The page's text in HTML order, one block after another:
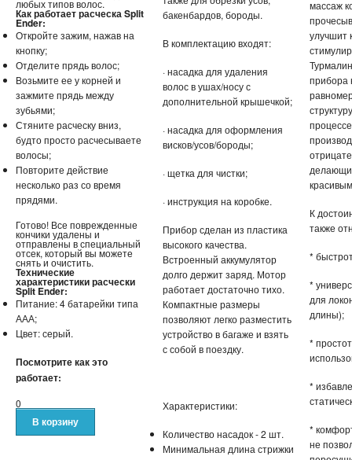
любых типов волос.
Как работает расческа Split
Ender:
Откройте зажим, нажав на
кнопку;
Отделите прядь волос;
Возьмите ее у корней и
зажмите прядь между
зубьями;
Стяните расческу вниз,
будто просто расчесываете
волосы;
Повторите действие
несколько раз со время
прядями.
Готово! Все поврежденные
кончики удалены и
отправлены в специальный
отсек, который вы можете
снять и очистить.
Технические
характеристики расчески
Split Ender:
Питание: 4 батарейки типа
ААА;
Цвет: серый.
Посмотрите как это
работает:
0
бакенбардов, бороды.
В комплектацию входят:
· насадка для удаления
волос в ушах/носу с
дополнительной крышечкой;
· насадка для оформления
висков/усов/бороды;
· щетка для чистки;
· инструкция на коробке.
Прибор сделан из пластика
высокого качества.
Встроенный аккумулятор
долго держит заряд. Мотор
работает достаточно тихо.
Компактные размеры
позволяют легко разместить
устройство в багаже и взять
с собой в поездку.
Характеристики:
Количество насадок - 2 шт.
Минимальная длина стрижки
массаж
улучшит
прибора
К
также
*
*
для
длины);
*
*
*
не